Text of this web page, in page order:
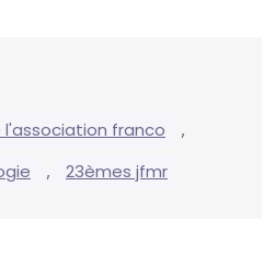
l'association franco ,
, 23èmes jfmr